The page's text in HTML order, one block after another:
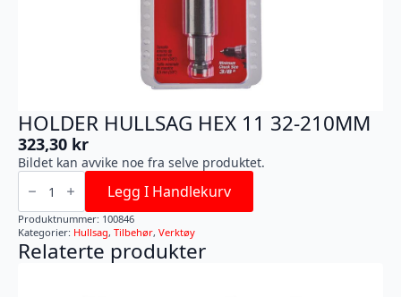
HOLDER HULLSAG HEX 11 32-210MM
323,30 kr
Bildet kan avvike noe fra selve produktet.
HOLDER
HULLSAG
11
32-
210MM
antall
Legg I Handlekurv
Produktnummer: 100846
Kategorier: Hullsag, Tilbehør, Verktøy
Relaterte produkter